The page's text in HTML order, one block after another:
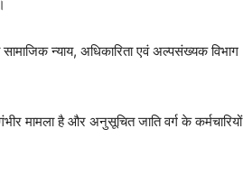
न्याय, अधिकारिता एवं अल्पसंख्यक विभाग
मामला है और अनुसूचित जाति वर्ग के कर्मचारियों